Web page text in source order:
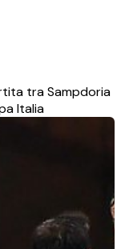
tra Sampdoria
Italia